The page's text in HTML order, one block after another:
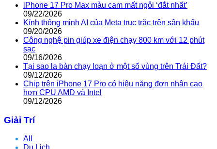
iPhone 17 Pro Max màu cam mất ngôi ‘đắt nhất’
09/22/2026
Kính thông minh AI của Meta trục trặc trên sân khấu
09/20/2026
Công nghệ pin giúp xe điện chạy 800 km với 12 phút
sạc
09/16/2026
Tại sao la bàn chạy loạn ở một số vùng trên Trái Đất?
09/12/2026
Chip trên iPhone 17 Pro có hiệu năng đơn nhân cao
hơn CPU AMD và Intel
09/12/2026
Giải Trí
All